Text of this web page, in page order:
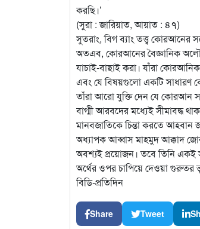
করছি।’
(সুরা : জারিয়াত, আয়াত : ৪৭)
সুতরাং, বিগ ব্যাং তত্ত্ব কোরআনের
অতএব, কোরআনের বৈজ্ঞানিক
যাচাই-বাছাই করা। যাঁরা
এবং যে বিষয়গুলো একটি
তাঁরা আরো যুক্তি দেন যে কোরআন
বাগ্মী আরবদের মধ্যেই সীমাবদ্ধ
মানবজাতিকে চিন্তা করতে আহবান
অধ্যাপক আব্বাস মাহমুদ আক্কাদ
অবশ্যই প্রয়োজন। তবে তিনি একই
অর্থের ওপর চাপিয়ে দেওয়া গুরুতর
বিডি-প্রতিদিন
Share Tweet